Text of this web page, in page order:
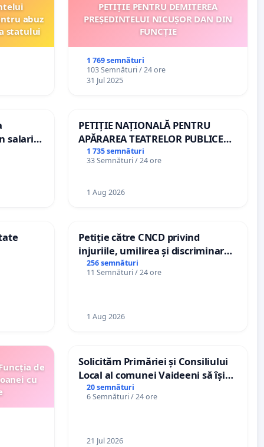
abuz
statului
PETIȚIE PENTRU DEMITEREA
PREȘEDINTELUI NICUȘOR DAN DIN
FUNCȚIE
1 769 semnături
103 Semnături / 24 ore
31 Jul 2025
salariul
PETIȚIE NAȚIONALĂ PENTRU
APĂRAREA TEATRELOR PUBLICE
DE REPERTORIU DIN ROMÂNIA
1 735 semnături
33 Semnături / 24 ore
1 Aug 2026
Petiție către CNCD privind
injuriile, umilirea și discriminarea
persoanelor cu dizabilități de
către utilizatorul TikTok „Gorici”
256 semnături
11 Semnături / 24 ore
1 Aug 2026
de
cu
Solicităm Primăriei și Consiliului
Local al comunei Vaideeni să își
exercite efectiv atribuțiile legale
și să reprezinte interesele
20 semnături
6 Semnături / 24 ore
21 Jul 2026